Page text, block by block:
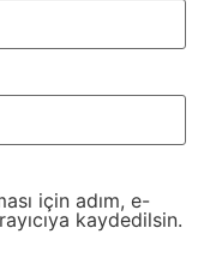
için adım, e-
kaydedilsin.